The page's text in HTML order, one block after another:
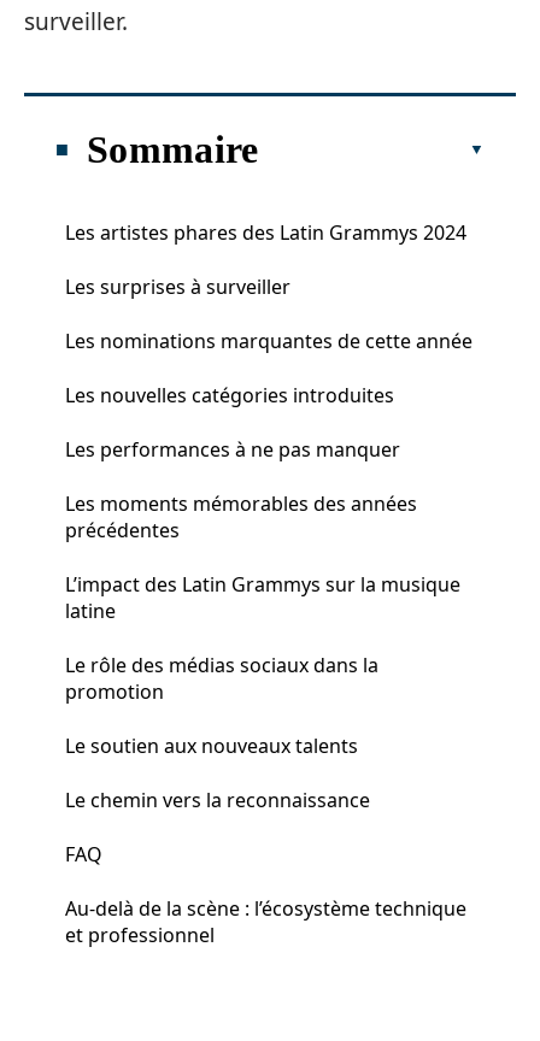
surveiller.
Sommaire
Les artistes phares des Latin Grammys 2024
Les surprises à surveiller
Les nominations marquantes de cette année
Les nouvelles catégories introduites
Les performances à ne pas manquer
Les moments mémorables des années
précédentes
L’impact des Latin Grammys sur la musique
latine
Le rôle des médias sociaux dans la
promotion
Le soutien aux nouveaux talents
Le chemin vers la reconnaissance
FAQ
Au‑delà de la scène : l’écosystème technique
et professionnel